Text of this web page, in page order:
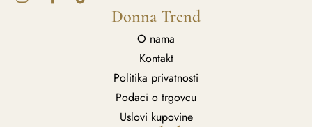
Donna Trend
O nama
Kontakt
Politika privatnosti
Podaci o trgovcu
Uslovi kupovine